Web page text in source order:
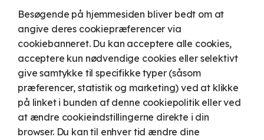
Besøgende på hjemmesiden bliver bedt om at
angive deres cookiepræferencer via
cookiebanneret. Du kan acceptere alle cookies,
acceptere kun nødvendige cookies eller selektivt
give samtykke til specifikke typer (såsom
præferencer, statistik og marketing) ved at klikke
på linket i bunden af denne cookiepolitik eller ved
at ændre cookieindstillingerne direkte i din
browser. Du kan til enhver tid ændre dine